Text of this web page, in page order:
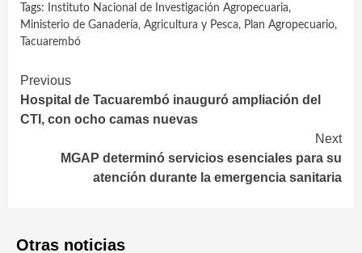
Tags: Instituto Nacional de Investigación Agropecuaria,
Ministerio de Ganadería‚ Agricultura y Pesca, Plan Agropecuario,
Tacuarembó
Continue
Reading
Previous
Hospital de Tacuarembó inauguró ampliación del
CTI, con ocho camas nuevas
Next
MGAP determinó servicios esenciales para su
atención durante la emergencia sanitaria
Otras noticias